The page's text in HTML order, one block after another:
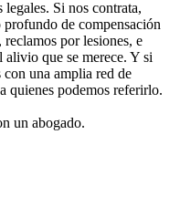
legales. Si nos contrata,
de compensación
por lesiones, e
que se merece. Y si
con una amplia red de
quienes podemos referirlo.
un abogado.